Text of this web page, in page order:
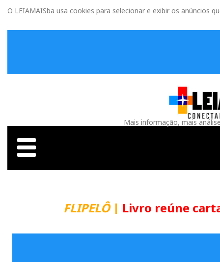
O LEIAMAISba usa cookies para selecionar e exibir os anúncios
Mais informação, mais
FLIPELÔ| Livro reúne